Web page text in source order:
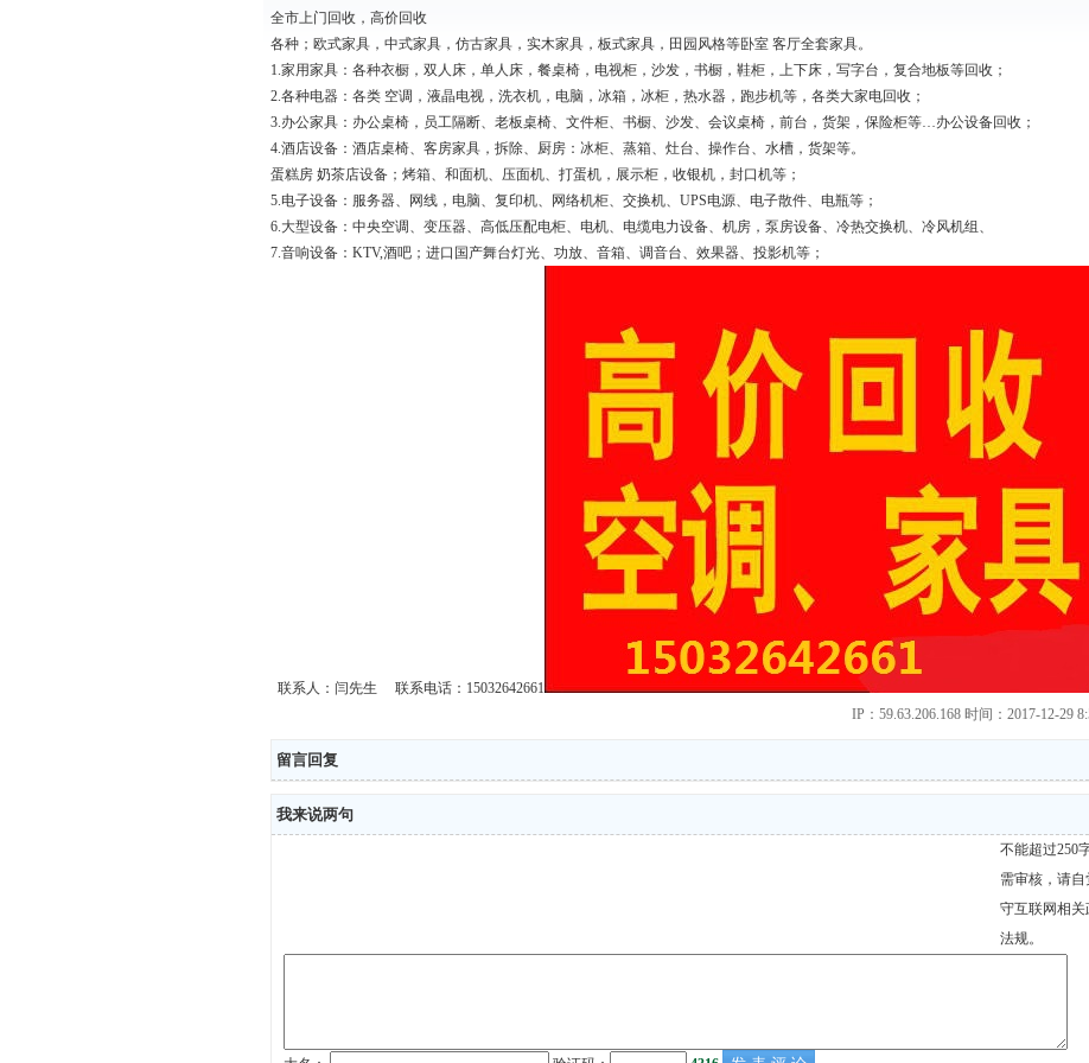
全市上门回收，高价回收
各种；欧式家具，中式家具，仿古家具，实木家具，板式家具，田园风格等卧室 客厅全套家具。
1.家用家具：各种衣橱，双人床，单人床，餐桌椅，电视柜，沙发，书橱，鞋柜，上下床，写字台，复合地板等回收；
2.各种电器：各类 空调，液晶电视，洗衣机，电脑，冰箱，冰柜，热水器，跑步机等，各类大家电回收；
3.办公家具：办公桌椅，员工隔断、老板桌椅、文件柜、书橱、沙发、会议桌椅，前台，货架，保险柜等…办公设备回收；
4.酒店设备：酒店桌椅、客房家具，拆除、厨房：冰柜、蒸箱、灶台、操作台、水槽，货架等。
蛋糕房 奶茶店设备；烤箱、和面机、压面机、打蛋机，展示柜，收银机，封口机等；
5.电子设备：服务器、网线，电脑、复印机、网络机柜、交换机、UPS电源、电子散件、电瓶等；
6.大型设备：中央空调、变压器、高低压配电柜、电机、电缆电力设备、机房，泵房设备、冷热交换机、冷风机组、
7.音响设备：KTV,酒吧；进口国产舞台灯光、功放、音箱、调音台、效果器、投影机等；
联系人：闫先生 联系电话：15032642661
IP：59.63.206.168 时间：2017-12-29
留言回复
我来说两句
不能超过250
需审核，请自
守互联网相关
法规。